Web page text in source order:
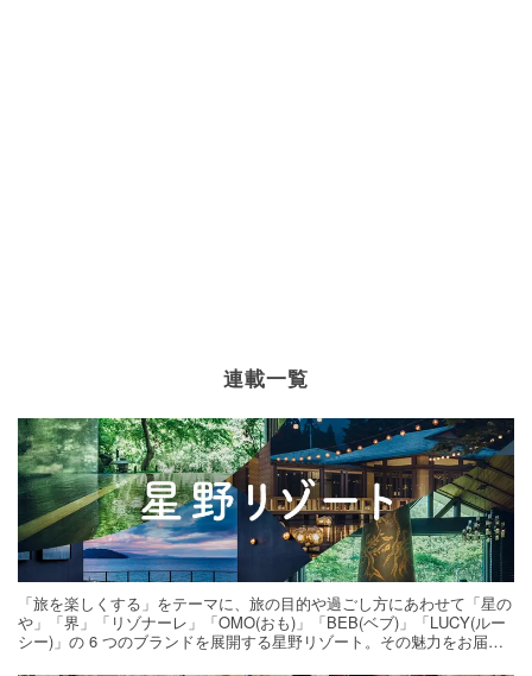
連載一覧
「旅を楽しくする」をテーマに、旅の目的や過ごし方にあわせて「星の
や」「界」「リゾナーレ」「OMO(おも)」「BEB(ベブ)」「LUCY(ルー
シー)」の 6 つのブランドを展開する星野リゾート。その魅力をお届け